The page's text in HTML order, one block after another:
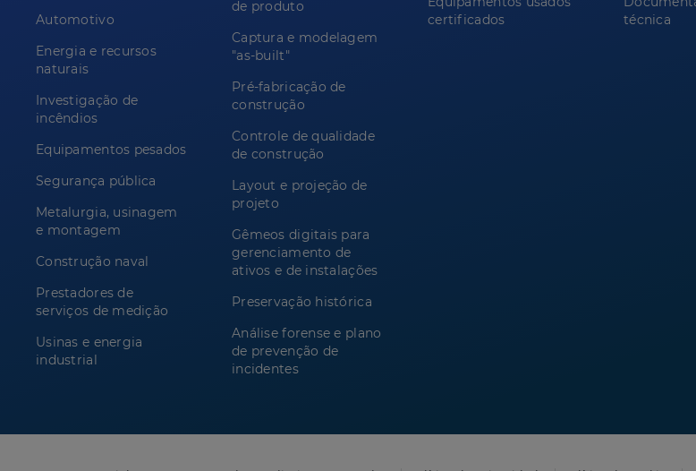
Automotivo
Energia e recursos
naturais
Investigação de
incêndios
Equipamentos pesados
Segurança pública
Metalurgia, usinagem
e montagem
Construção naval
Prestadores de
serviços de medição
Usinas e energia
industrial
de produto
Captura e modelagem
"as-built"
Pré-fabricação de
construção
Controle de qualidade
de construção
Layout e projeção de
projeto
Gêmeos digitais para
gerenciamento de
ativos e de instalações
Preservação histórica
Análise forense e plano
de prevenção de
incidentes
certificados
técnica